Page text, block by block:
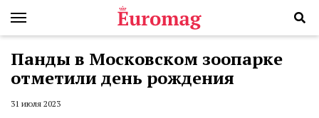
Панды в Московском зоопарке
отметили день рождения
31 июля 2023